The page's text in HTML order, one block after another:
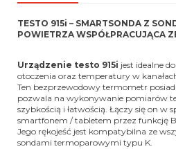
TESTO 915i – SMARTSONDA Z
POWIETRZA WSPÓŁPRACUJĄCA
Urządzenie testo 915i jest idealne
otoczenia oraz temperatury w
Ten bezprzewodowy termometr
pozwala na wykonywanie pomiarów
szybkością i łatwością. Łączy się on w
smartfonem / tabletem przez funkcję
Jego rękojeść jest kompatybilna ze
sondami termoparowymi typu K.